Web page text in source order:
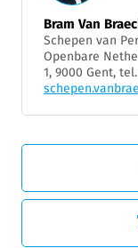
Bram Van
Schepen van
Openbare
1, 9000 Gent,